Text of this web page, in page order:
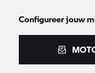
Configureer jouw